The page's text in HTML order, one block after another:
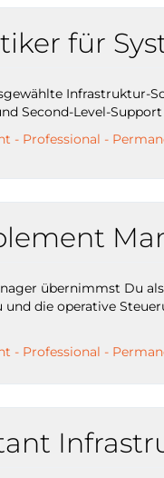
für
Infrastruktur-
Second-Level-
- Professional -
übernimmst Du
die operative
- Professional -